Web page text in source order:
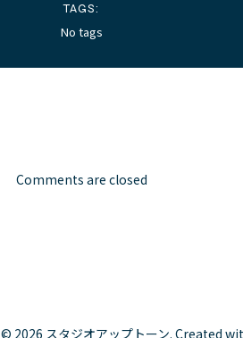
TAGS:
No tags
Comments are closed
© 2026 スタジオアップトーン. Created